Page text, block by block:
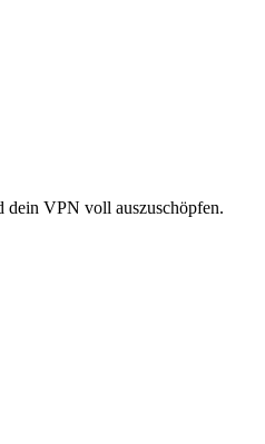
dein VPN voll auszuschöpfen.